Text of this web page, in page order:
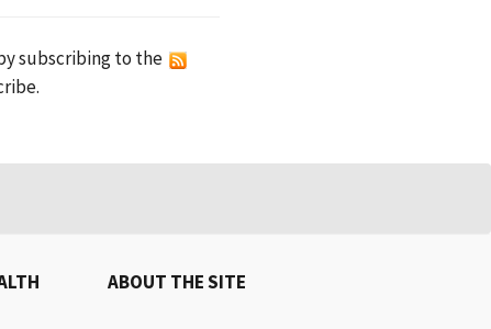
subscribing to the
ABOUT THE SITE